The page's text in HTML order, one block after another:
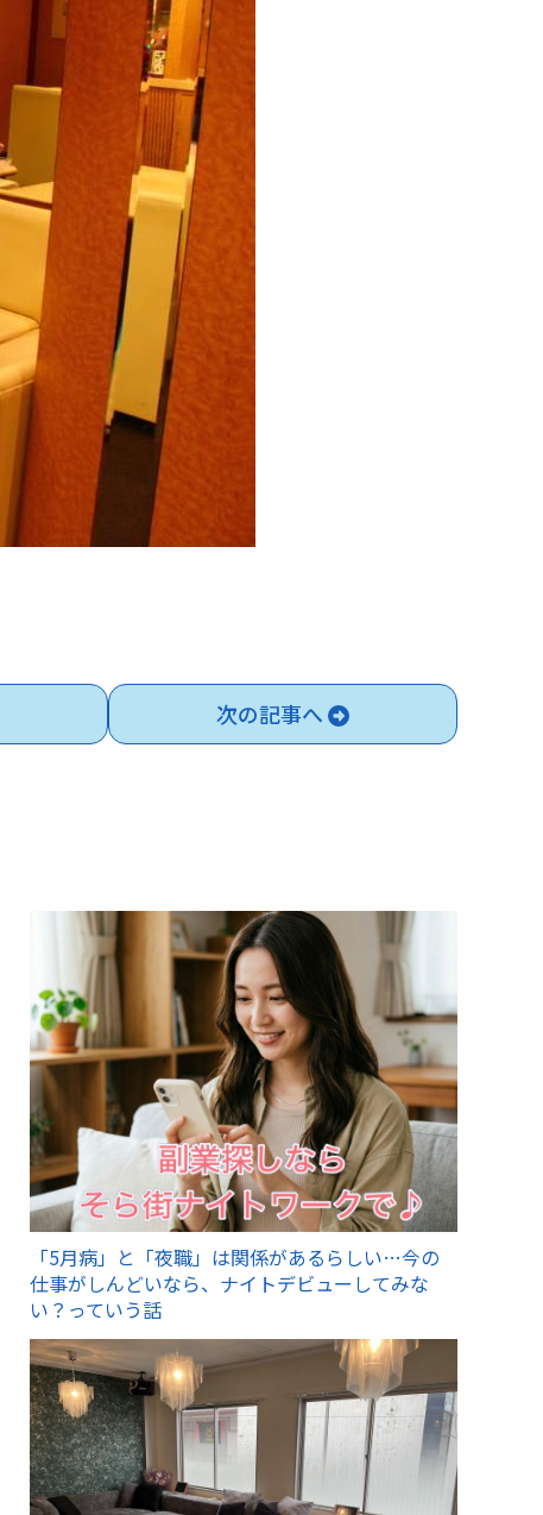
次の記事へ
「5月病」と「夜職」は関係があるらしい…今の
仕事がしんどいなら、ナイトデビューしてみな
い？っていう話